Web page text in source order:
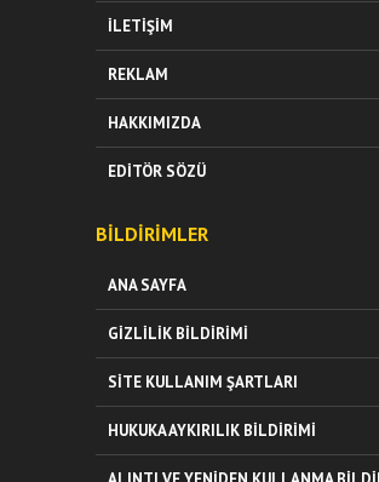
İLETIŞIM
REKLAM
HAKKIMIZDA
EDITÖR SÖZÜ
BILDIRIMLER
ANA SAYFA
GIZLILIK BILDIRIMI
SITE KULLANIM ŞARTLARI
HUKUKA AYKIRILIK BILDIRIMI